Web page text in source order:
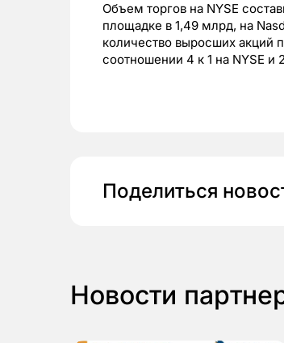
Объем торгов на NYSE
площадке в 1,49 млрд, на
количество выросших акций
соотношении 4 к 1 на NYSE и
Поделиться
Новости